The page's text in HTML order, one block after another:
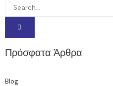
Πρόσφατα Άρθρα
Blog